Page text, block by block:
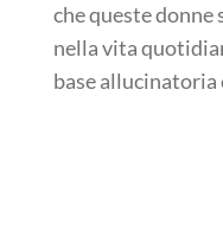
che queste
nella vita
base allucinatoria